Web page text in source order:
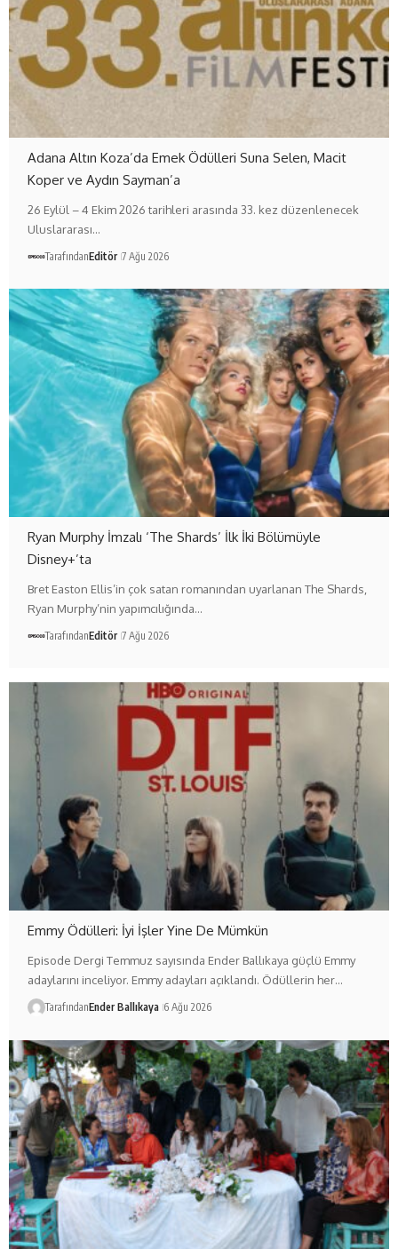
Adana Altın Koza’da Emek Ödülleri Suna Selen, Macit
Koper ve Aydın Sayman’a
26 Eylül – 4 Ekim 2026 tarihleri arasında 33. kez düzenlenecek
Uluslararası…
TarafındanEditör 7 Ağu 2026
Ryan Murphy İmzalı ‘The Shards’ İlk İki Bölümüyle
Disney+’ta
Bret Easton Ellis’in çok satan romanından uyarlanan The Shards,
Ryan Murphy’nin yapımcılığında…
TarafındanEditör 7 Ağu 2026
Emmy Ödülleri: İyi İşler Yine De Mümkün
Episode Dergi Temmuz sayısında Ender Ballıkaya güçlü Emmy
adaylarını inceliyor. Emmy adayları açıklandı. Ödüllerin her…
TarafındanEnder Ballıkaya 6 Ağu 2026